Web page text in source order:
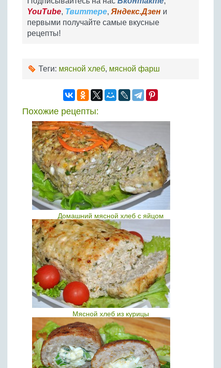
YouTube, Твиттере, Яндекс.Дзен и
первыми получайте самые вкусные
рецепты!
Теги: мясной хлеб, мясной фарш
Похожие рецепты:
Домашний мясной хлеб с яйцом
Мясной хлеб из курицы